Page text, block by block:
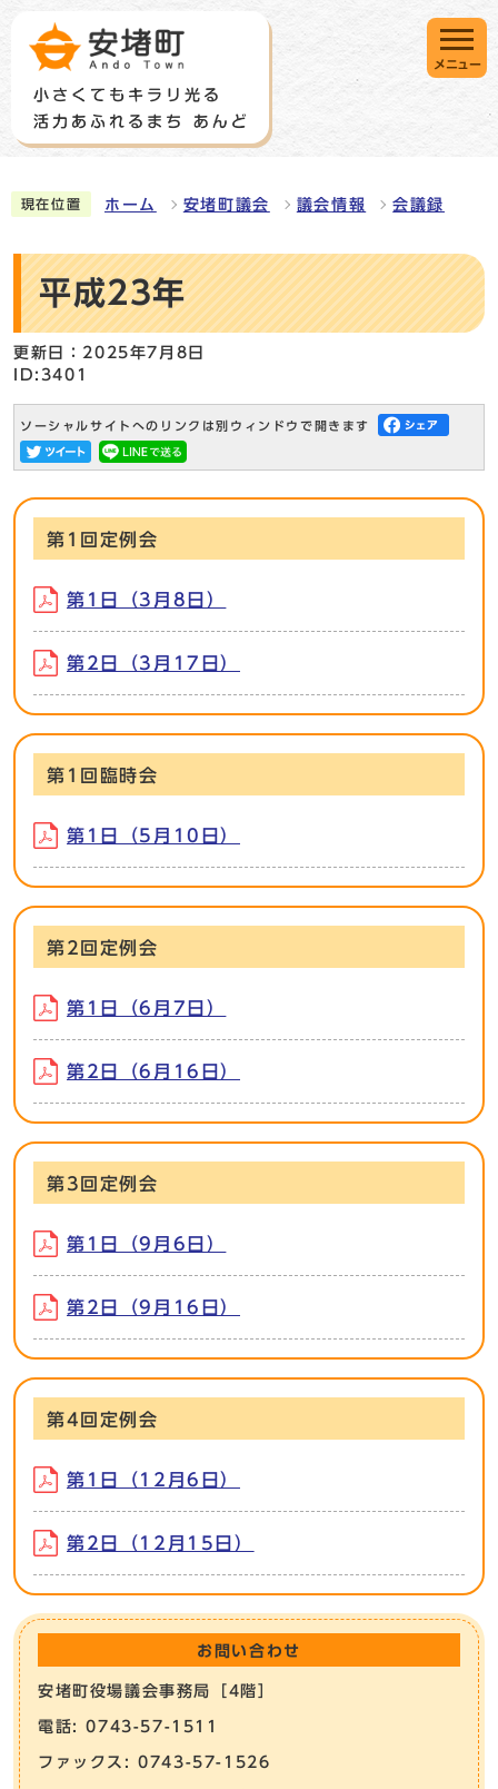
メニュー
現在位置 ホーム 安堵町議会 議会情報 会議録
平成23年
更新日：2025年7月8日
ID:3401
ソーシャルサイトへのリンクは別ウィンドウで開きます
第1回定例会
第1日（3月8日）
第2日（3月17日）
第1回臨時会
第1日（5月10日）
第2回定例会
第1日（6月7日）
第2日（6月16日）
第3回定例会
第1日（9月6日）
第2日（9月16日）
第4回定例会
第1日（12月6日）
第2日（12月15日）
お問い合わせ
安堵町役場議会事務局［4階］
電話: 0743-57-1511
ファックス: 0743-57-1526